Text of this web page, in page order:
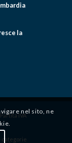
la
IVA
categorie
nel sito, ne